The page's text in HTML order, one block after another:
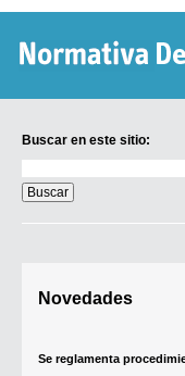
Buscar en este sitio:
en
este
sitio:
Novedades
Se reglamenta